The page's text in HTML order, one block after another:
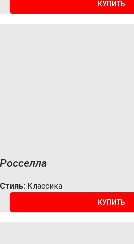
КУПИТЬ
Росселла
Стиль: Классика
КУПИТЬ